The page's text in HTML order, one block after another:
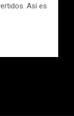
Así es